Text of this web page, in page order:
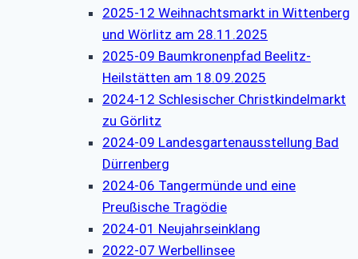
2025-12 Weihnachtsmarkt in Wittenberg
und Wörlitz am 28.11.2025
2025-09 Baumkronenpfad Beelitz-
Heilstätten am 18.09.2025
2024-12 Schlesischer Christkindelmarkt
zu Görlitz
2024-09 Landesgartenausstellung Bad
Dürrenberg
2024-06 Tangermünde und eine
Preußische Tragödie
2024-01 Neujahrseinklang
2022-07 Werbellinsee